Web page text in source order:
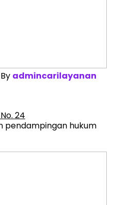
admincarilayanan
24
pendampingan hukum